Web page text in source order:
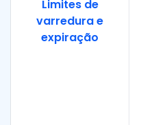
Limites de
varredura e
expiração